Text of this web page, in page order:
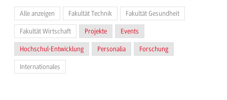
Alle anzeigen Fakultät Technik Fakultät Gesundheit
Fakultät Wirtschaft Projekte Events
Hochschul-Entwicklung Personalia Forschung
Internationales